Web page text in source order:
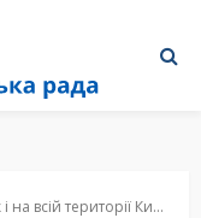
впроваджено погодинне відключення електропостачання.